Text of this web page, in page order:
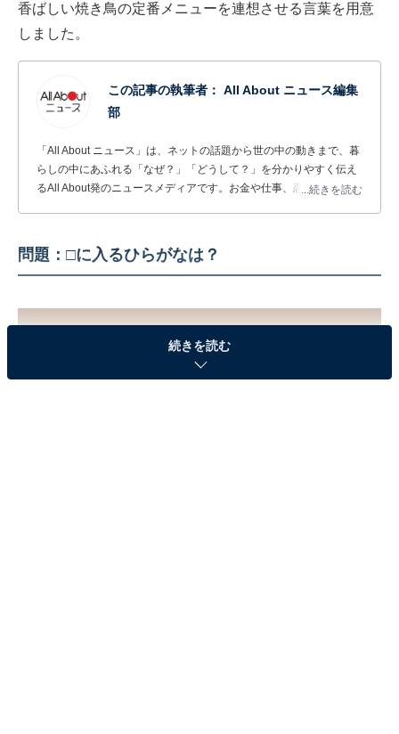
香ばしい焼き鳥の定番メニューを連想させる言葉を用意
しました。
この記事の執筆者： All About ニュース編集
部
「All About ニュース」は、ネットの話題から世の中の動きまで、暮
らしの中にあふれる「なぜ？」「どうして？」を分かりやすく伝え
るAll About発のニュースメディアです。お金や仕事、恋愛、ITに関
...続きを読む
問題：□に入るひらがなは？
続きを読む